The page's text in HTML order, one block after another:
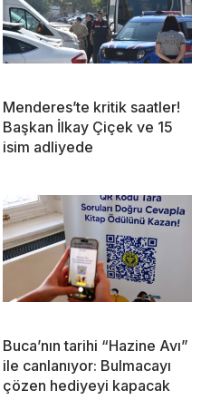
Menderes’te kritik saatler!
Başkan İlkay Çiçek ve 15
isim adliyede
Buca’nın tarihi “Hazine Avı”
ile canlanıyor: Bulmacayı
çözen hediyeyi kapacak